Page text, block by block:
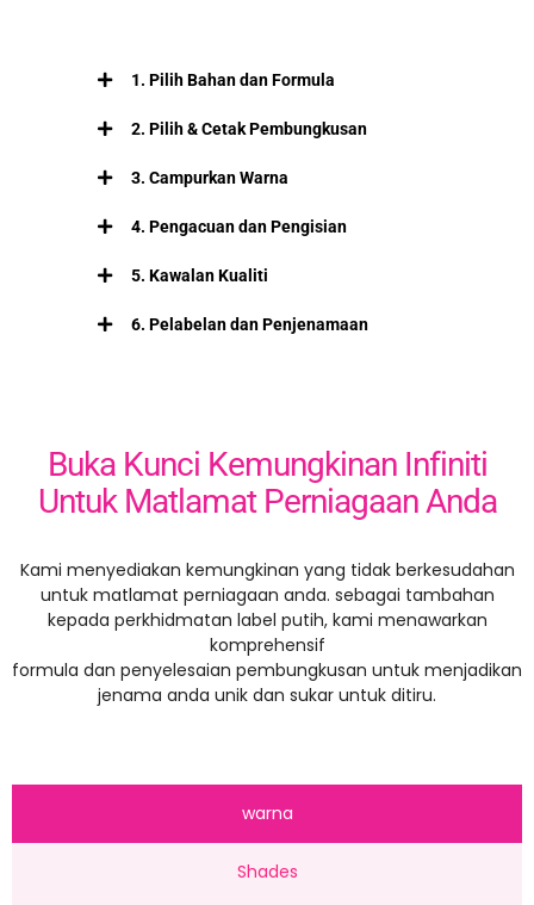
1. Pilih Bahan dan Formula
2. Pilih & Cetak Pembungkusan
3. Campurkan Warna
4. Pengacuan dan Pengisian
5. Kawalan Kualiti
6. Pelabelan dan Penjenamaan
Buka Kunci Kemungkinan Infiniti
Untuk Matlamat Perniagaan Anda
Kami menyediakan kemungkinan yang tidak berkesudahan
untuk matlamat perniagaan anda. sebagai tambahan
kepada perkhidmatan label putih, kami menawarkan
komprehensif
formula dan penyelesaian pembungkusan untuk menjadikan
jenama anda unik dan sukar untuk ditiru.
warna
Shades